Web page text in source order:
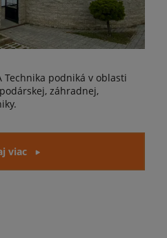
Technika podniká v oblasti
záhradnej,
viac